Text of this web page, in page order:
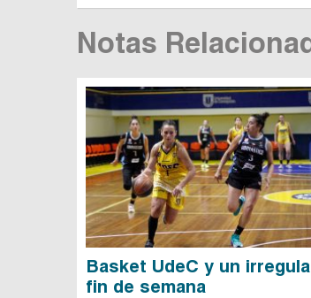
Notas
Basket UdeC y un
fin de semana